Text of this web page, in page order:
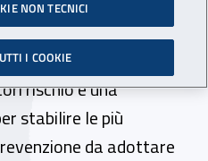
e
imprese
rischio è una
stabilire le più
da adottare
NON TECNICI
I COOKIE